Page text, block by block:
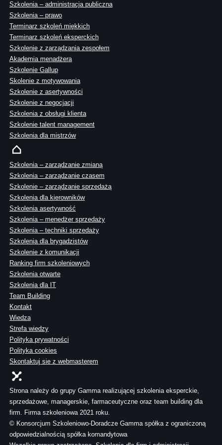
Szkolenia – administracja publiczna
Szkolenia – prawo
Terminarz szkoleń miękkich
Terminarz szkoleń eksperckich
Szkolenie z zarządzania zespołem
Akademia menadżera
Szkolenie Gallup
Skolenie z motywowania
Szkolenie z asertywności
Szkolenie z negocjacji
Szkolenia z obsługi klienta
Szkolenie talent management
Szkolenia dla mistrzów
Szkolenia – zarządzanie zmianą
Szkolenia – zarządzanie czasem
Szkolenie – zarządzanie sprzedażą
Szkolenia dla kierowników
Szkolenia asertywność
Szkolenia – menedżer sprzedaży
Szkolenia – techniki sprzedaży
Szkolenia dla brygadzistów
Szkolenie z komunikacji
Ranking firm szkoleniowych
Szkolenia otwarte
Szkolenia dla IT
Team Building
Kontakt
Wiedza
Strefa wiedzy
Polityka prywatności
Polityka cookies
Skontaktuj sie z webmasterem
Strona należy do grupy Gamma realizującej szkolenia eksperckie,
sprzedażowe, managerskie, farmaceutyczne oraz team building dla
firm. Firma szkoleniowa 2021 roku.
© Konsorcjum Szkoleniowo-Doradcze Gamma spółka z ograniczoną
odpowiedzialnością spółka komandytowa